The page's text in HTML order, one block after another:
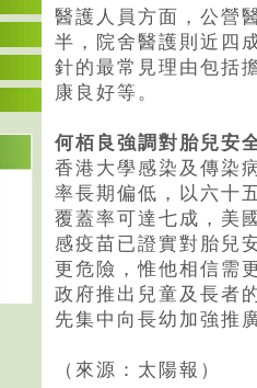
醫護人員方面，公營
半，院舍醫護則近四
針的最常見理由包括
康良好等。
何栢良強調對胎兒安
香港大學感染及傳染
率長期偏低，以六十
覆蓋率可達七成，美
感疫苗已證實對胎兒
更危險，惟他相信需
政府推出兒童及長者
先集中向長幼加強推
（來源：太陽報）